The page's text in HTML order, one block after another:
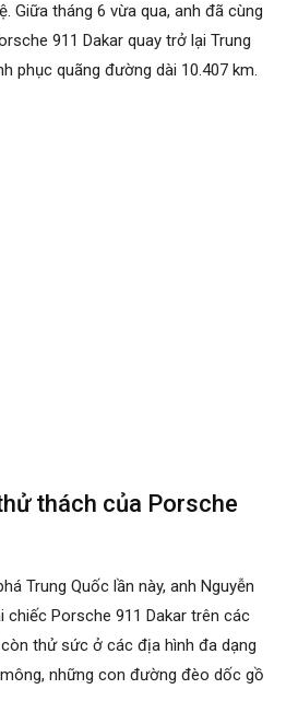
Giữa tháng 6 vừa qua, anh đã cùng
911 Dakar quay trở lại Trung
phục quãng đường dài 10.407 km.
thách của Porsche
Trung Quốc lần này, anh Nguyễn
chiếc Porsche 911 Dakar trên các
thử sức ở các địa hình đa dạng
những con đường đèo dốc gồ